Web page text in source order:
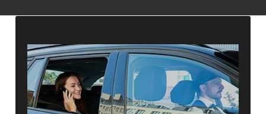
rendez-vous personnels… !Grâce à son expérience,
votrechauffeur privévous assure des trajets
stables et sécurisés, dans un confort absolu !